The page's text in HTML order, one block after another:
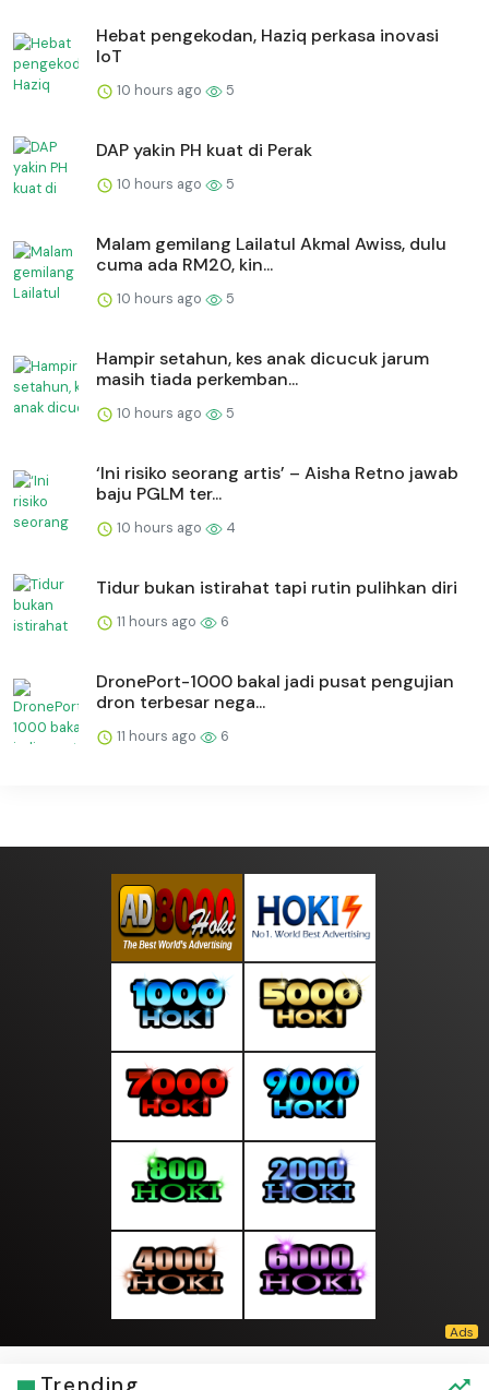
Hebat pengekodan, Haziq perkasa inovasi
IoT
10 hours ago 5
DAP yakin PH kuat di Perak
10 hours ago 5
Malam gemilang Lailatul Akmal Awiss, dulu
cuma ada RM20, kin...
10 hours ago 5
Hampir setahun, kes anak dicucuk jarum
masih tiada perkemban...
10 hours ago 5
‘Ini risiko seorang artis’ – Aisha Retno jawab
baju PGLM ter...
10 hours ago 4
Tidur bukan istirahat tapi rutin pulihkan diri
11 hours ago 6
DronePort-1000 bakal jadi pusat pengujian
dron terbesar nega...
11 hours ago 6